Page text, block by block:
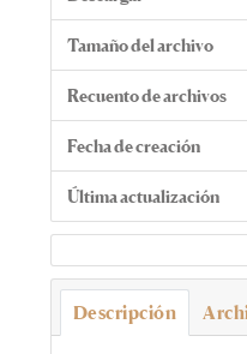
Tamaño del archivo
Recuento de archivos
Fecha de creación
Última actualización
Descripción